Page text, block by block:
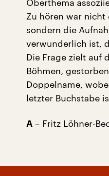
Oberthema
Zu hören war nicht
sondern die
verwunderlich ist,
Die Frage zielt auf
Böhmen,
Doppelname,
letzter Buchstabe
A – Fritz Löhner-